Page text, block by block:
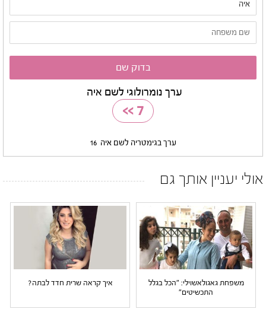
ערך נומרולוגי לשם איה
7
>>
ערך בגימטריה לשם איה 16
אולי יעניין אותך גם
משפחת גאגולאשוילי: "הכל בגלל
התכשיטים"
איך קראה שרית חדד לבתה?